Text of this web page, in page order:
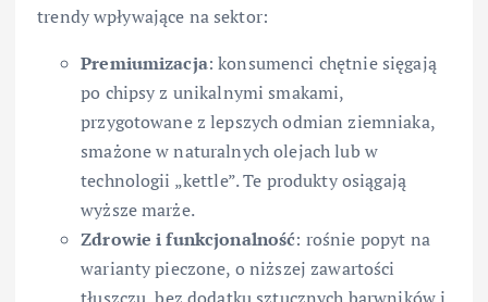
trendy wpływające na sektor:
Premiumizacja: konsumenci chętnie sięgają
po chipsy z unikalnymi smakami,
przygotowane z lepszych odmian ziemniaka,
smażone w naturalnych olejach lub w
technologii „kettle”. Te produkty osiągają
wyższe marże.
Zdrowie i funkcjonalność: rośnie popyt na
warianty pieczone, o niższej zawartości